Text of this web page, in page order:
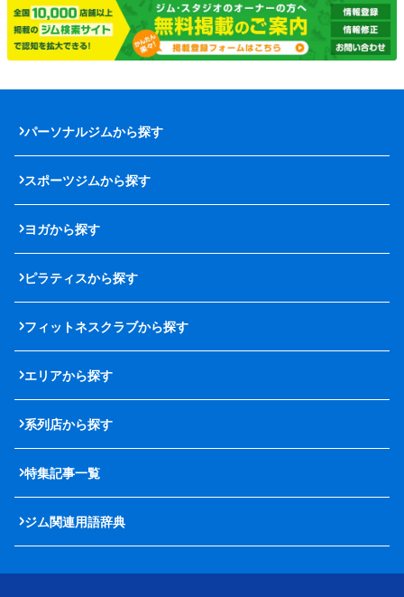
パーソナルジムから探す
スポーツジムから探す
ヨガから探す
ピラティスから探す
フィットネスクラブから探す
エリアから探す
系列店から探す
特集記事一覧
ジム関連用語辞典